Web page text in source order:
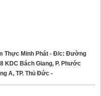
Thực Minh Phát - Đ/c: Đường
KDC Bách Giang, P. Phước
A, TP. Thủ Đức -